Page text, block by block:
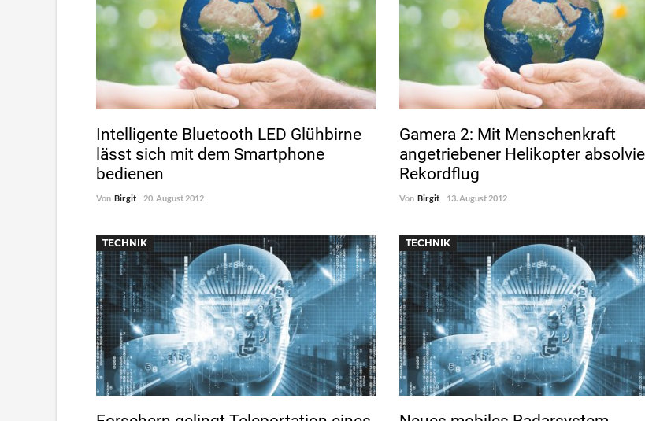
Intelligente Bluetooth LED Glühbirne
lässt sich mit dem Smartphone
bedienen
Von Birgit 20. August 2012
Gamera 2: Mit Menschenkraft
angetriebener Helikopter
Rekordflug
Von Birgit 13. August 2012
TECHNIK TECHNIK